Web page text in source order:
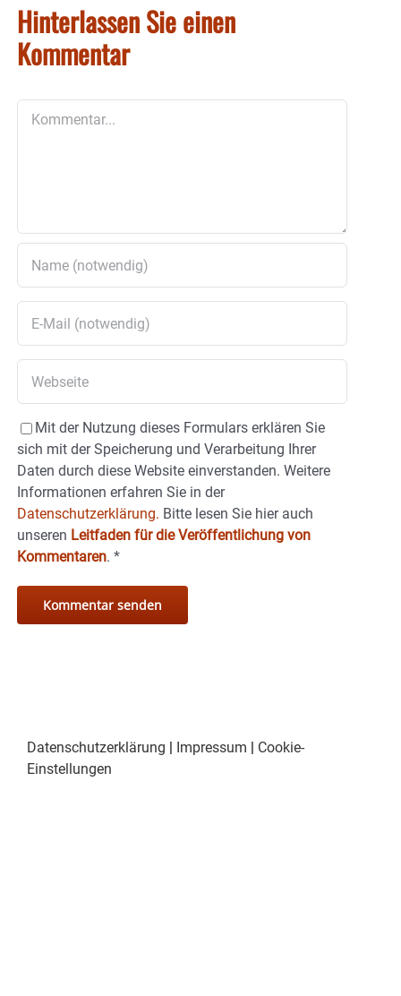
Hinterlassen Sie einen
Kommentar
Mit der Nutzung dieses Formulars erklären Sie
sich mit der Speicherung und Verarbeitung Ihrer
Daten durch diese Website einverstanden. Weitere
Informationen erfahren Sie in der
Datenschutzerklärung. Bitte lesen Sie hier auch
unseren Leitfaden für die Veröffentlichung von
Kommentaren. *
Datenschutzerklärung Impressum
Cookie-
Einstellungen